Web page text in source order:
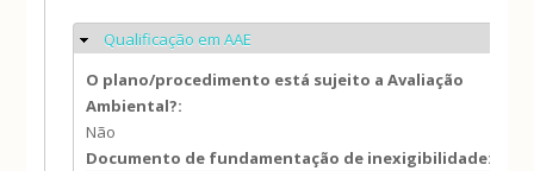
Ocultar
Qualificação em AAE
O plano/procedimento está sujeito a Avaliação
Ambiental?:
Não
Documento de fundamentação de inexigibilidade: